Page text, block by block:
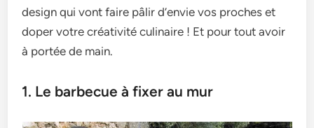
design qui vont faire pâlir d’envie vos proches et
doper votre créativité culinaire ! Et pour tout avoir
à portée de main.
1. Le barbecue à fixer au mur